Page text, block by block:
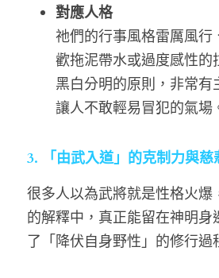
對應人格
祂們的行事風格雷厲風行
歡拖泥帶水或過度感性的
黑白分明的原則，非常
讓人不敢輕易冒犯的氣場
3. 「由武入道」的克制力與慈
很多人以為武將就是性格火爆
的解釋中，真正能留在神明身
了「降伏自身野性」的修行過